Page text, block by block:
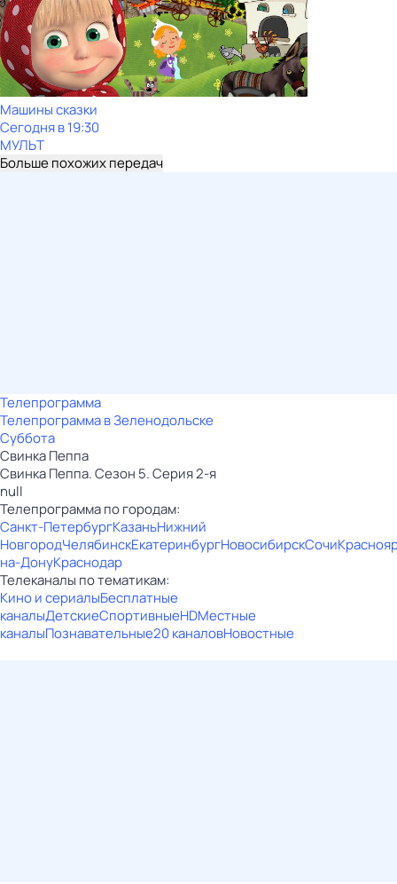
Машины сказки
Сегодня в 19:30
МУЛЬТ
Больше похожих передач
Телепрограмма
Телепрограмма в Зеленодольске
Суббота
Свинка Пеппа
Свинка Пеппа. Сезон 5. Серия 2-я
null
Телепрограмма по городам:
Санкт-ПетербургКазаньНижний
НовгородЧелябинскЕкатеринбургНовосибирскСочи
на-ДонуКраснодар
Телеканалы по тематикам:
Кино и сериалыБесплатные
каналыДетскиеСпортивныеHDМестные
каналыПознавательные20 каналовНовостные